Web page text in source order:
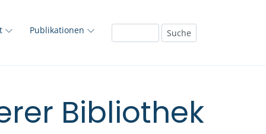
Publikationen
Bibliothek